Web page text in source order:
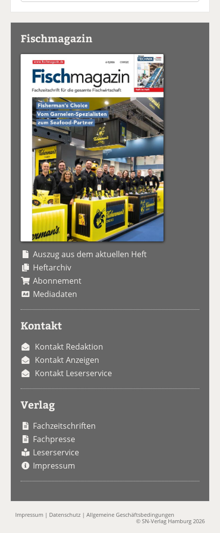
Fischmagazin
Auszug aus dem aktuellen Heft
Heftarchiv
Abonnement
Mediadaten
Kontakt
Kontakt Redaktion
Kontakt Anzeigen
Kontakt Leserservice
Verlag
Fachzeitschriften
Fachpresse
Leserservice
Impressum
Impressum | Datenschutz |Allgemeine Geschäftsbedingungen
© SN-Verlag Hamburg 2026